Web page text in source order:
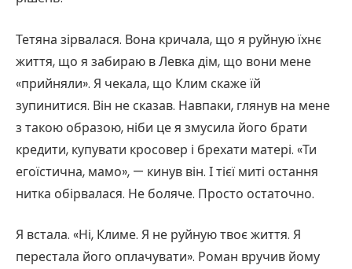
Тетяна зірвалася. Вона кричала, що я руйную їхнє
життя, що я забираю в Левка дім, що вони мене
«прийняли». Я чекала, що Клим скаже їй
зупинитися. Він не сказав. Навпаки, глянув на мене
з такою образою, ніби це я змусила його брати
кредити, купувати кросовер і брехати матері. «Ти
егоїстична, мамо», — кинув він. І тієї миті остання
нитка обірвалася. Не боляче. Просто остаточно.
Я встала. «Ні, Климе. Я не руйную твоє життя. Я
перестала його оплачувати». Роман вручив йому